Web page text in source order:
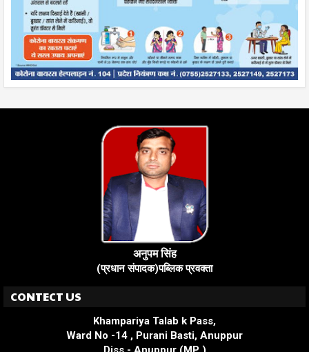
अनुपम सिंह
(प्रधान संपादक)पब्लिक प्रवक्ता
CONTECT US
Khampariya Talab k Pass,
Ward No -14 , Purani Basti, Anuppur